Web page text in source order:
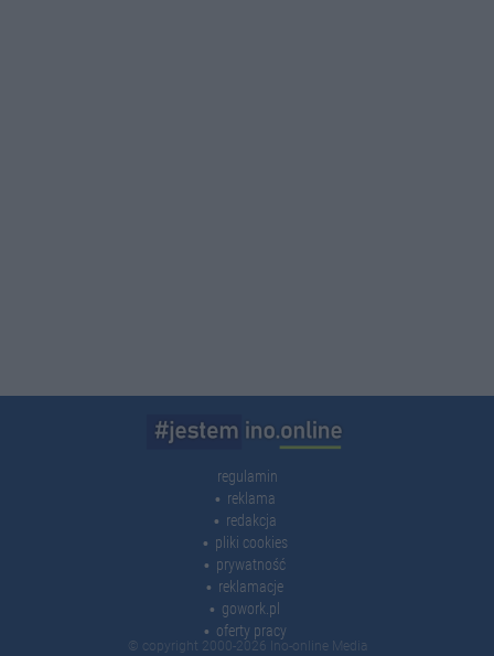
regulamin
reklama
redakcja
pliki cookies
prywatność
reklamacje
gowork.pl
oferty pracy
© copyright 2000-2026 Ino-online Media